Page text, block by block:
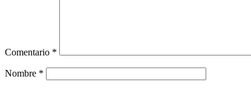
Comentario *
Nombre *